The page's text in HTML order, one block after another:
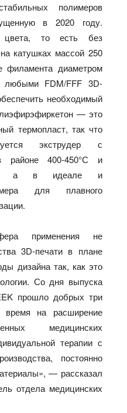
полимеров
в 2020 году.
цвета, то есть без
катушках массой 250
филамента диаметром
любыми FDM/FFF 3D-
необходимый
— это
термопласт, так что
экструдер с
районе 400-450°С и
а в идеале и
для плавного
применения не
3D-печати в плане
дизайна так, как это
Со дня выпуска
прошло добрых три
на расширение
медицинских
терапии с
постоянно
— рассказал
отдела медицинских